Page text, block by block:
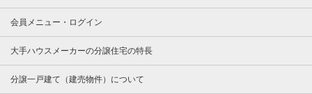
会員メニュー・ログイン
大手ハウスメーカーの分譲住宅の特長
分譲一戸建て（建売物件）について